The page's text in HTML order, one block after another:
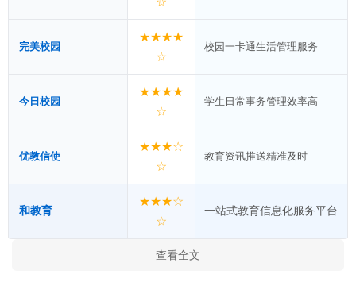
完美校园
★★★★
☆
校园一卡通生活管理服务
今日校园
★★★★
☆
学生日常事务管理效率高
优教信使
★★★☆
☆
教育资讯推送精准及时
和教育
★★★☆
☆
一站式教育信息化服务平台
查看全文